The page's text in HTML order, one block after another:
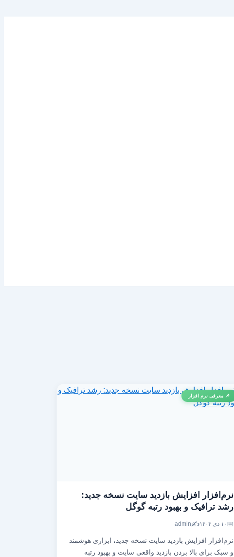
📌 معرفی نرم افزار
نرم‌افزار افزایش بازدید سایت نسخه جدید:
رشد ترافیک و بهبود رتبه گوگل
📅 ۱۰ دی ۱۴۰۴ ✍️
admin
نرم‌افزار افزایش بازدید سایت نسخه جدید، ابزاری هوشمند
و سبک برای بالا بردن بازدید واقعی سایت و بهبود رتبه